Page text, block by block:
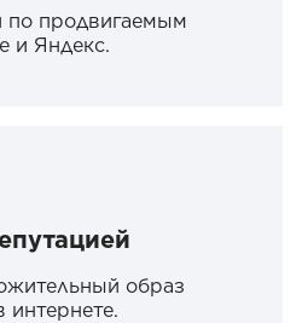
продвигаемым
и Яндекс.
образ